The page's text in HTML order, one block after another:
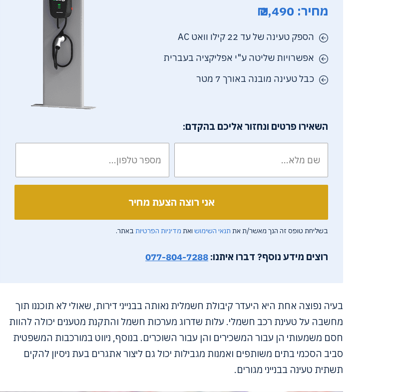
מחיר: 2,490 ₪
הספק טעינה של עד 22 קילו וואט AC
אפשרויות שליטה ע"י אפליקציה בעברית
כבל טעינה מובנה באורך 7 מטר
השאירו פרטים ונחזור אליכם בהקדם:
בשליחת טופס זה הנך מאשר/ת את תנאי השימוש ואת מדיניות הפרטיות באתר.
רוצים מידע נוסף? דברו איתנו: 077-804-7288
בעיה נפוצה אחת היא היעדר קיבולת חשמלית נאותה בבנייני דירות, שאולי לא תוכננו תוך
מחשבה על טעינת רכב חשמלי. עלות שדרוג מערכות חשמל והתקנת מטענים יכולה להוות
חסם משמעותי הן עבור המשכירים והן עבור השוכרים. בנוסף, ניווט במורכבות המשפטית
סביב הסכמי בתים משותפים ואמנות מגבילות יכול גם ליצור אתגרים בעת ניסיון להקים
תשתית טעינה בבנייני מגורים.